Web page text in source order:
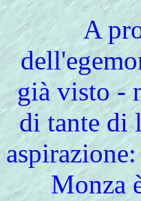
A
già visto -
di tante di
Monza